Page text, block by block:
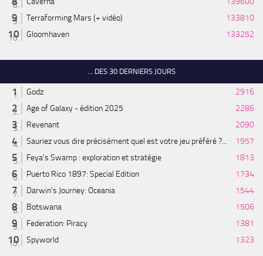
Terraforming Mars (+ vidéo)
133810
Gloomhaven
133252
... DES 30 DERNIERS JOURS
Godz
2916
Age of Galaxy - édition 2025
2286
Revenant
2090
Sauriez vous dire précisément quel est votre jeu préféré ?...
1957
Feya’s Swamp : exploration et stratégie
1813
Puerto Rico 1897: Special Edition
1734
Darwin's Journey: Oceania
1544
Botswana
1506
Federation: Piracy
1381
Spyworld
1323